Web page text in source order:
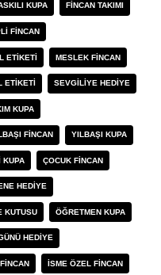
KUPA FINCAN TAKIMI
FINCAN
ETIKETI MESLEK FINCAN
ETIKETI SEVGILIYE HEDIYE
KUPA
FINCAN YILBAŞI KUPA
KUPA ÇOCUK FINCAN
HEDIYE
KUTUSU ÖĞRETMEN KUPA
HEDIYE
İSME ÖZEL FINCAN